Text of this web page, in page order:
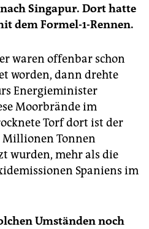
Singapur. Dort hatte
dem Formel-1-Rennen.
waren offenbar schon
worden, dann drehte
Energieminister
Moorbrände im
Torf dort ist der
Tonnen
wurden, mehr als die
Spaniens im
Umständen noch